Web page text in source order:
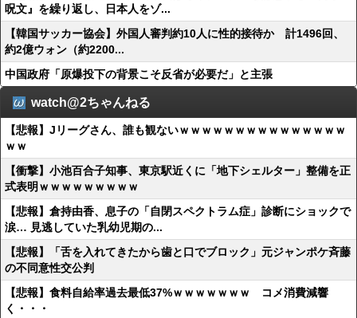
呪文』を繰り返し、日本人をゾ...
【韓国サッカー協会】外国人審判約10人に性的接待か 計1496回、
約2億ウォン（約2200...
中国政府「原爆投下の背景こそ反省が必要だ」と主張
watch@2ちゃんねる
【悲報】Jリーグさん、誰も観ないｗｗｗｗｗｗｗｗｗｗｗｗｗｗｗ
ｗｗ
【衝撃】小池百合子知事、東京駅近くに「地下シェルター」整備を正
式表明ｗｗｗｗｗｗｗｗｗ
【悲報】倉持由香、息子の「自閉スペクトラム症」診断にショックで
涙… 見逃していた乳幼児期の...
【悲報】「舌を入れてきたから歯と口でブロック」元ジャンポケ斉藤
の不同意性交公判
【悲報】食料自給率過去最低37%ｗｗｗｗｗｗｗ コメ消費減響
く・・・